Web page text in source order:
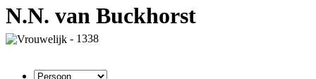
N.N. van Buckhorst
- 1338